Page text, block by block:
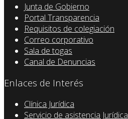
Junta de Gobierno
Portal Transparencia
Requisitos de colegiación
Correo corporativo
Sala de togas
Canal de Denuncias
Enlaces de Interés
Clínica Jurídica
Servicio de asistencia Jurídica